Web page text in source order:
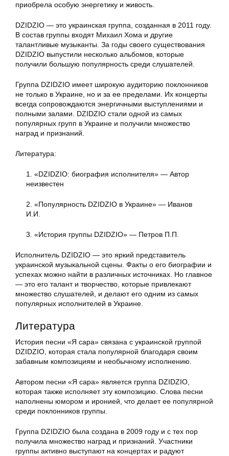
приобрела особую энергетику и живость.
DZIDZIO — это украинская группа, созданная в 2011 году.
В состав группы входят Михаил Хома и другие
талантливые музыканты. За годы своего существования
DZIDZIO выпустили несколько альбомов, которые
получили большую популярность среди слушателей.
Группа DZIDZIO имеет широкую аудиторию поклонников
не только в Украине, но и за ее пределами. Их концерты
всегда сопровождаются энергичными выступлениями и
полными залами. DZIDZIO стали одной из самых
популярных групп в Украине и получили множество
наград и признаний.
Литература:
1. «DZIDZIO: биография исполнителя» — Автор
неизвестен
2. «Популярность DZIDZIO в Украине» — Иванов
И.И.
3. «История группы DZIDZIO» — Петров П.П.
Исполнитель DZIDZIO — это яркий представитель
украинской музыкальной сцены. Факты о его биографии и
успехах можно найти в различных источниках. Но главное
— это его талант и творчество, которые привлекают
множество слушателей, и делают его одним из самых
популярных исполнителей в Украине.
Литература
История песни «Я сара» связана с украинской группой
DZIDZIO, которая стала популярной благодаря своим
забавным композициям и необычному исполнению.
Автором песни «Я сара» является группа DZIDZIO,
которая также исполняет эту композицию. Слова песни
наполнены юмором и иронией, что делает ее популярной
среди поклонников группы.
Группа DZIDZIO была создана в 2009 году и с тех пор
получила множество наград и признаний. Участники
группы активно выступают на концертах и радуют